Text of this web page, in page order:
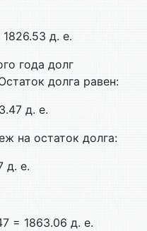
д. е.
года долг
долга равен:
д. е.
на остаток долга:
д. е.
= 1863.06 д. е.